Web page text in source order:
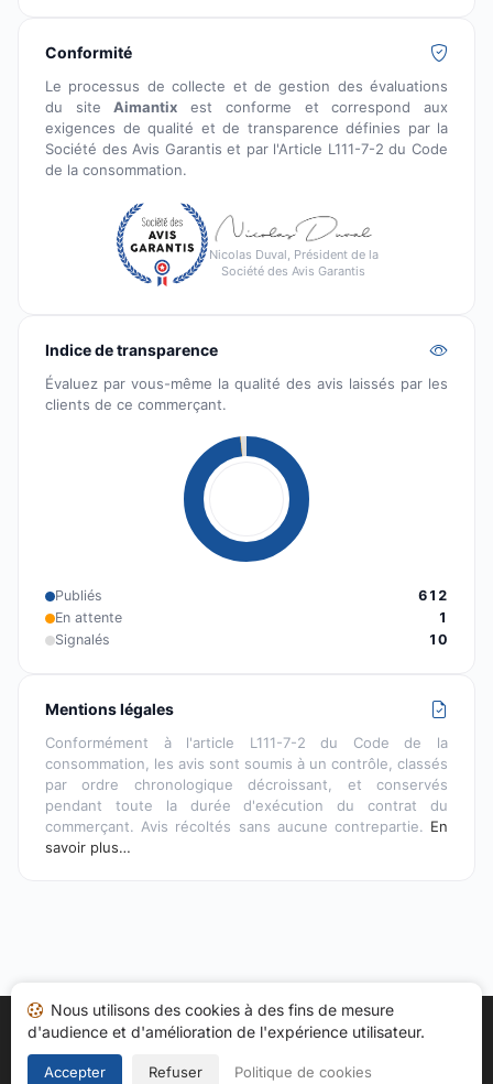
Conformité
Le processus de collecte et de gestion des évaluations
du siteAimantix est conforme et correspond aux
exigences de qualité et de transparence définies par la
Société des Avis Garantis et par l'Article L111-7-2 du Code
de la consommation.
Nicolas Duval, Président de la
Société des Avis Garantis
Indice de transparence
Évaluez par vous-même la qualité des avis laissés par les
clients de ce commerçant.
Publiés
612
En attente
1
Signalés
10
Mentions légales
Conformément à l'article L111-7-2 du Code de la
consommation, les avis sont soumis à un contrôle, classés
par ordre chronologique décroissant, et conservés
pendant toute la durée d'exécution du contrat du
commerçant. Avis récoltés sans aucune contrepartie. En
savoir plus…
Accueil Mes avis Catégories CGU
Cookies
Politique de confidentialité
Nous utilisons des cookies à des fins de mesure
d'audience et d'amélioration de l'expérience utilisateur.
Accepter Refuser Politique de cookies